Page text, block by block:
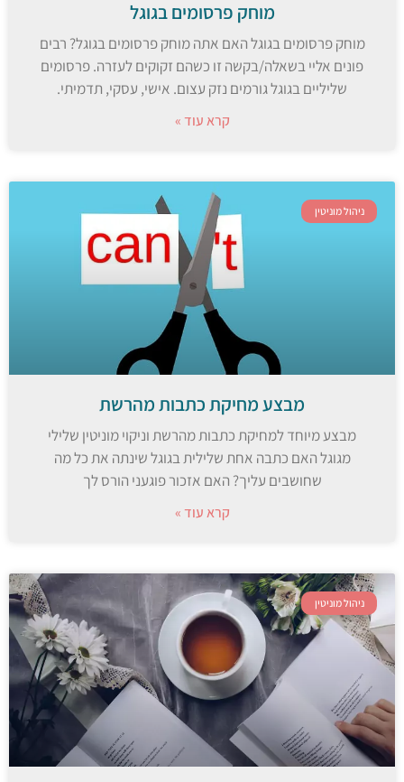
מוחק פרסומים בגוגל
מוחק פרסומים בגוגל האם אתה מוחק פרסומים בגוגל? רבים
פונים אליי בשאלה/בקשה זו כשהם זקוקים לעזרה. פרסומים
שליליים בגוגל גורמים נזק עצום. אישי, עסקי, תדמיתי.
קרא עוד »
ניהול מוניטין
מבצע מחיקת כתבות מהרשת
מבצע מיוחד למחיקת כתבות מהרשת וניקוי מוניטין שלילי
מגוגל האם כתבה אחת שלילית בגוגל שינתה את כל מה
שחושבים עליך? האם אזכור פוגעני הורס לך
קרא עוד »
ניהול מוניטין